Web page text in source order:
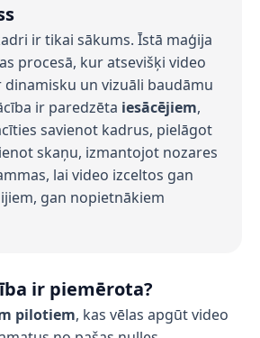
ir tikai sākums. Īstā maģija
procesā, kur atsevišķi video
un vizuāli baudāmu
ir paredzēta iesācējiem,
savienot kadrus, pielāgot
skaņu, izmantojot nozares
lai video izceltos gan
gan nopietnākiem
ir piemērota?
pilotiem, kas vēlas apgūt video